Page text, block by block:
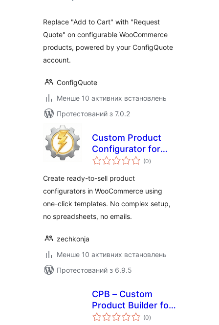
Replace "Add to Cart" with "Request
Quote" on configurable WooCommerce
products, powered by your ConfigQuote
account.
ConfigQuote
Менше 10 активних встановлень
Протестований з 7.0.2
Custom Product
Configurator for
WooCommerce
(0загальний
рейтинг
)
Create ready-to-sell product
configurators in WooCommerce using
one-click templates. No complex setup,
no spreadsheets, no emails.
zechkonja
Менше 10 активних встановлень
Протестований з 6.9.5
CPB – Custom
Product Builder for
WooCommerce
(0загальний
рейтинг
)